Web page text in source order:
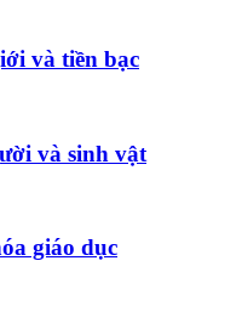
và tiền bạc
và sinh vật
giáo dục